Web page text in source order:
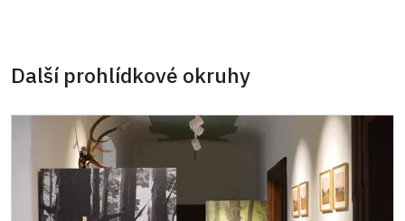
Jednorázové vstupenky vydané NPÚ
příslušníci)
Průkaz Náš člověk* zdarma
* platí pouze pro jednu osobu (držitele
Další prohlídkové okruhy